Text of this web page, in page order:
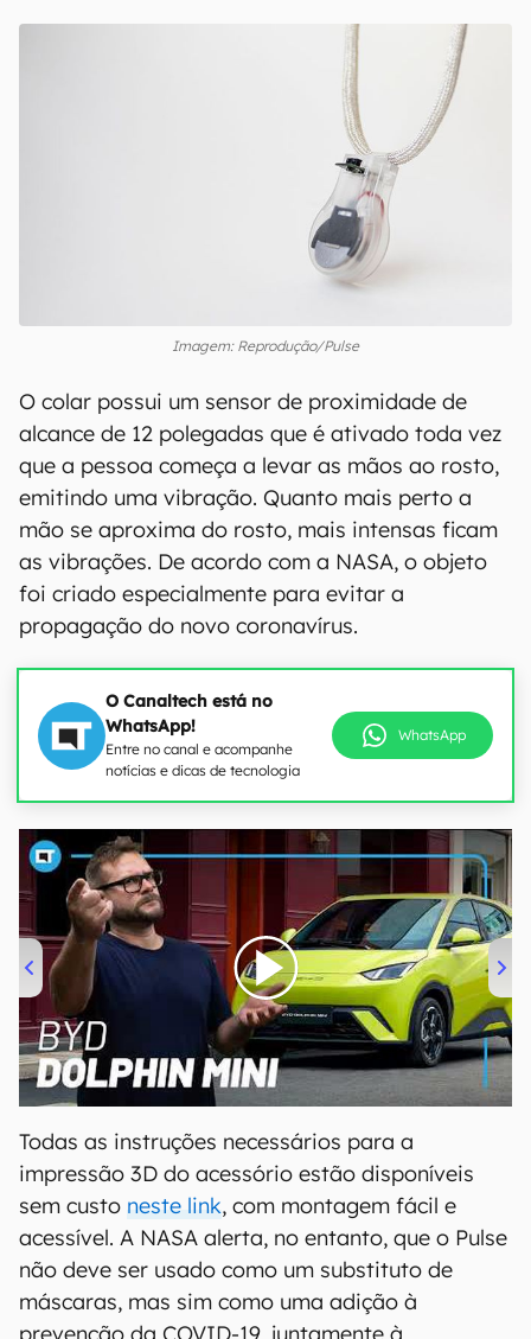
Imagem: Reprodução/Pulse
O colar possui um sensor de proximidade de
alcance de 12 polegadas que é ativado toda vez
que a pessoa começa a levar as mãos ao rosto,
emitindo uma vibração. Quanto mais perto a
mão se aproxima do rosto, mais intensas ficam
as vibrações. De acordo com a NASA, o objeto
foi criado especialmente para evitar a
propagação do novo coronavírus.
O Canaltech está no
WhatsApp!
Entre no canal e acompanhe
notícias e dicas de tecnologia
WhatsApp
00:00/04:07
Todas as instruções necessários para a
impressão 3D do acessório estão disponíveis
sem custo neste link, com montagem fácil e
acessível. A NASA alerta, no entanto, que o Pulse
não deve ser usado como um substituto de
máscaras, mas sim como uma adição à